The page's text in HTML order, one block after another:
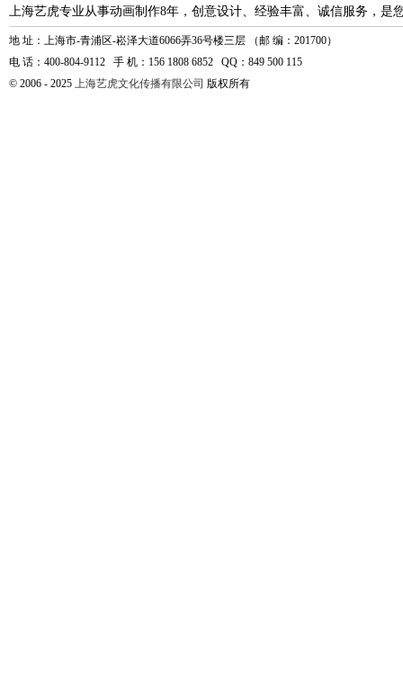
上海艺虎专业从事动画制作8年，创意设计、经验丰富、诚信服务，是
地 址：上海市-青浦区-崧泽大道6066弄36号楼三层 （邮 编：201700）
电 话：400-804-9112 手 机：156 1808 6852 QQ：849 500 115
© 2006 - 2025 上海艺虎文化传播有限公司 版权所有